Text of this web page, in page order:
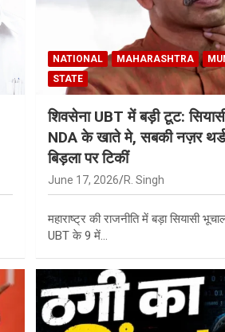
NATIONAL MAHARASHTRA
STATE
शिवसेना UBT में बड़ी टूट:
NDA के खाते मे, सबकी नज़र
बिड़ला पर टिकीं
June 17, 2026 R. Singh
महाराष्ट्र की राजनीति में बड़ा सियासी
UBT के 9 में…